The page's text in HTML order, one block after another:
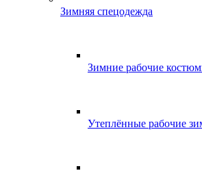
Зимняя спецодежда
Зимние рабочие
Утеплённые рабочие